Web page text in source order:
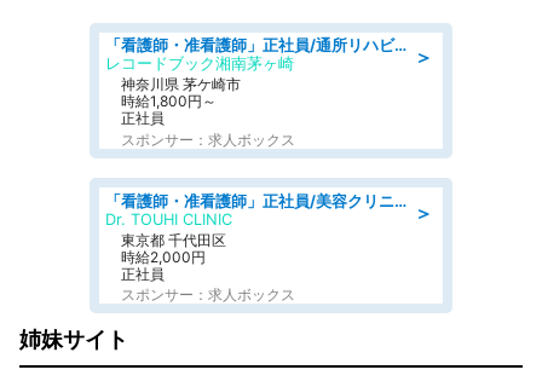
＞
「看護師・准看護師」正社員/通所リハビリテーション/普通自動車運転免許,正看護師,准看護師
レコードブック湘南茅ヶ崎
神奈川県 茅ケ崎市
時給1,800円～
正社員
スポンサー：求人ボックス
＞
「看護師・准看護師」正社員/美容クリニック/正看護師
Dr. TOUHI CLINIC
東京都 千代田区
時給2,000円
正社員
スポンサー：求人ボックス
姉妹サイト